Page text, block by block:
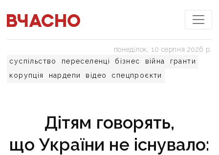
суспільство переселенці бізнес війна
гранти
корупція
нардепи відео спецпроєкти
понеділок, 10 серпня 2026 р.
Дітям говорять,
що України не існувало: